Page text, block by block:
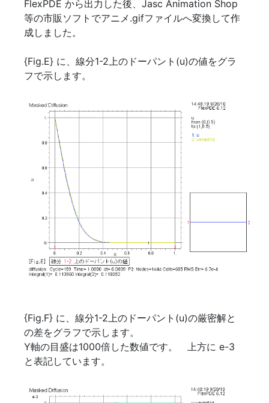
FlexPDE から出力した後、Jasc Animation Shop
等の市販ソフトでアニメ.gifファイルへ変換して作
成しました。
{Fig.E} に、線分1-2上のドーパント(u)の値をグラ
フで示します。
{Fig.F} に、線分1-2上のドーパント(u)の厳密解と
の差をグラフで示します。
Y軸の目盛は1000倍した数値です。 上方に e-3
と表記しています。